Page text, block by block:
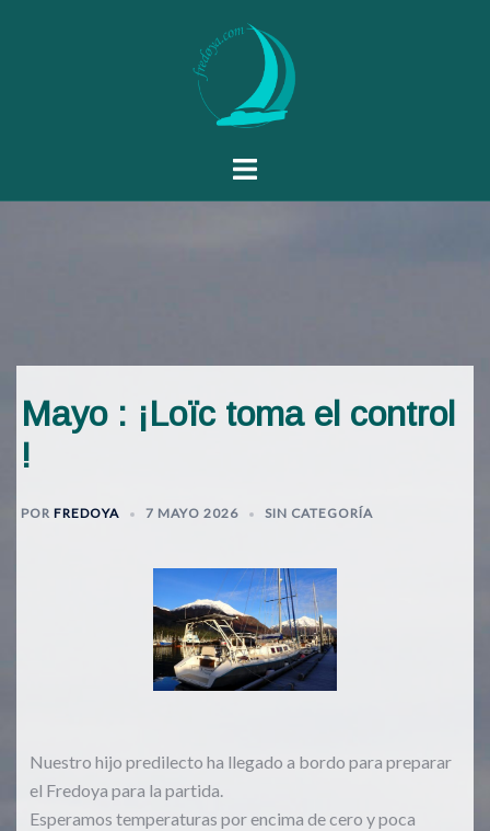
Mayo : ¡Loïc toma el control
!
PORFREDOYA 7 MAYO 2026 SIN CATEGORÍA
Nuestro hijo predilecto ha llegado a bordo para preparar
el Fredoya para la partida.
Esperamos temperaturas por encima de cero y poca